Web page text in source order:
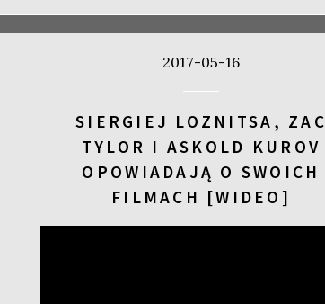
2017-05-16
SIERGIEJ LOZNITSA, ZAC
TYLOR I ASKOLD KUROV
OPOWIADAJĄ O SWOICH
FILMACH [WIDEO]